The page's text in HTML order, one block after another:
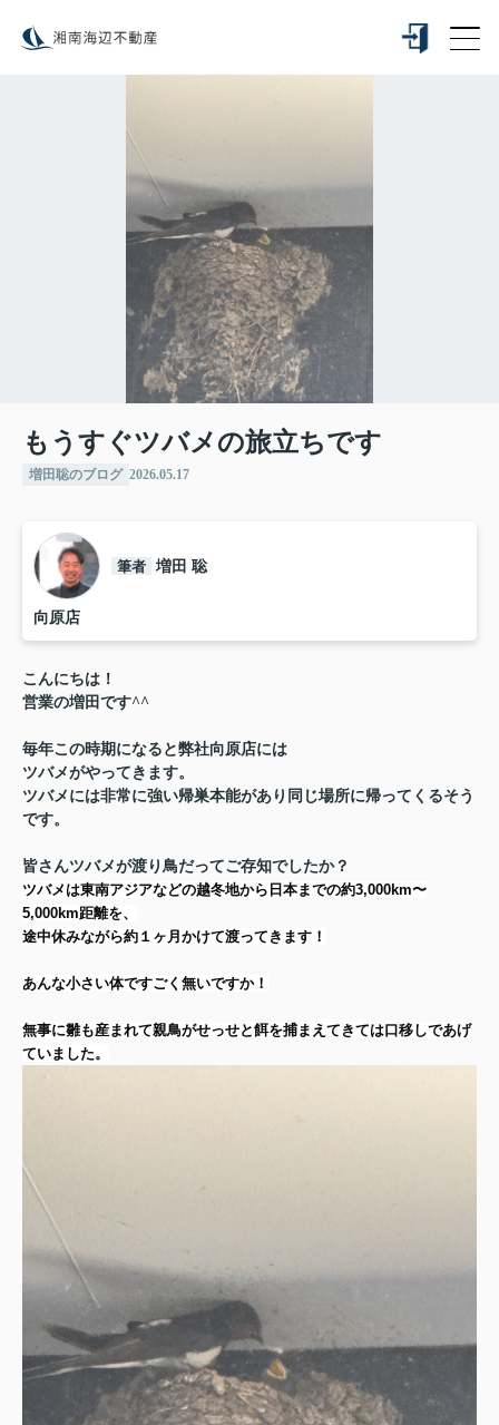
もうすぐツバメの旅立ちです
増田聡のブログ 2026.05.17
筆者 増田 聡
向原店
こんにちは！
営業の増田です^^
毎年この時期になると弊社向原店には
ツバメがやってきます。
ツバメには非常に強い帰巣本能があり同じ場所に帰ってくるそう
です。
皆さんツバメが渡り鳥だってご存知でしたか？
ツバメは東南アジアなどの越冬地から 日本までの約3,000km〜
5,000km距離を、
途中休みながら約１ヶ月かけて渡ってきます！
あんな小さい体ですごく無いですか！
無事に雛も産まれて親鳥がせっせと餌を捕まえてきては口移しであげ
ていました。